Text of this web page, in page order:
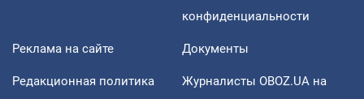
конфиденциальности
Реклама на сайте Документы
Редакционная политика
Журналисты OBOZ.UA на